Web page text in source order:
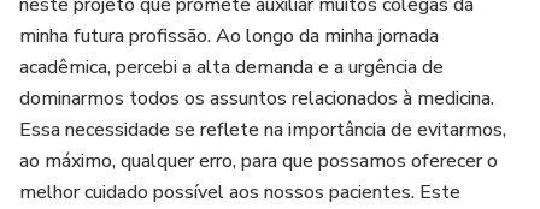
minha futura profissão. Ao longo da minha jornada
acadêmica, percebi a alta demanda e a urgência de
dominarmos todos os assuntos relacionados à medicina.
Essa necessidade se reflete na importância de evitarmos,
ao máximo, qualquer erro, para que possamos oferecer o
melhor cuidado possível aos nossos pacientes. Este